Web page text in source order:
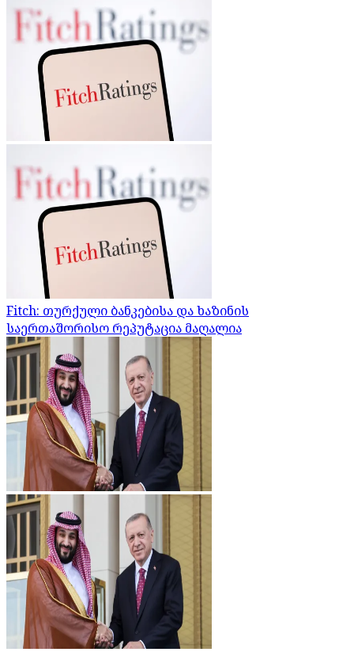
Fitch: თურქული ბანკებისა და ხაზინის
საერთაშორისო რეპუტაცია მაღალია